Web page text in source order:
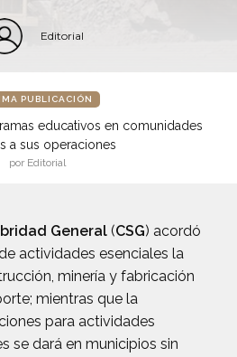
Editorial
PUBLICACIÓN
educativos en comunidades
a sus operaciones
por Editorial
General (CSG) acordó
actividades esenciales la
minería y fabricación
mientras que la
para actividades
se dará en municipios sin